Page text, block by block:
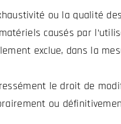
ou la qualité
causés par
exclue, dans la
le droit de
ou